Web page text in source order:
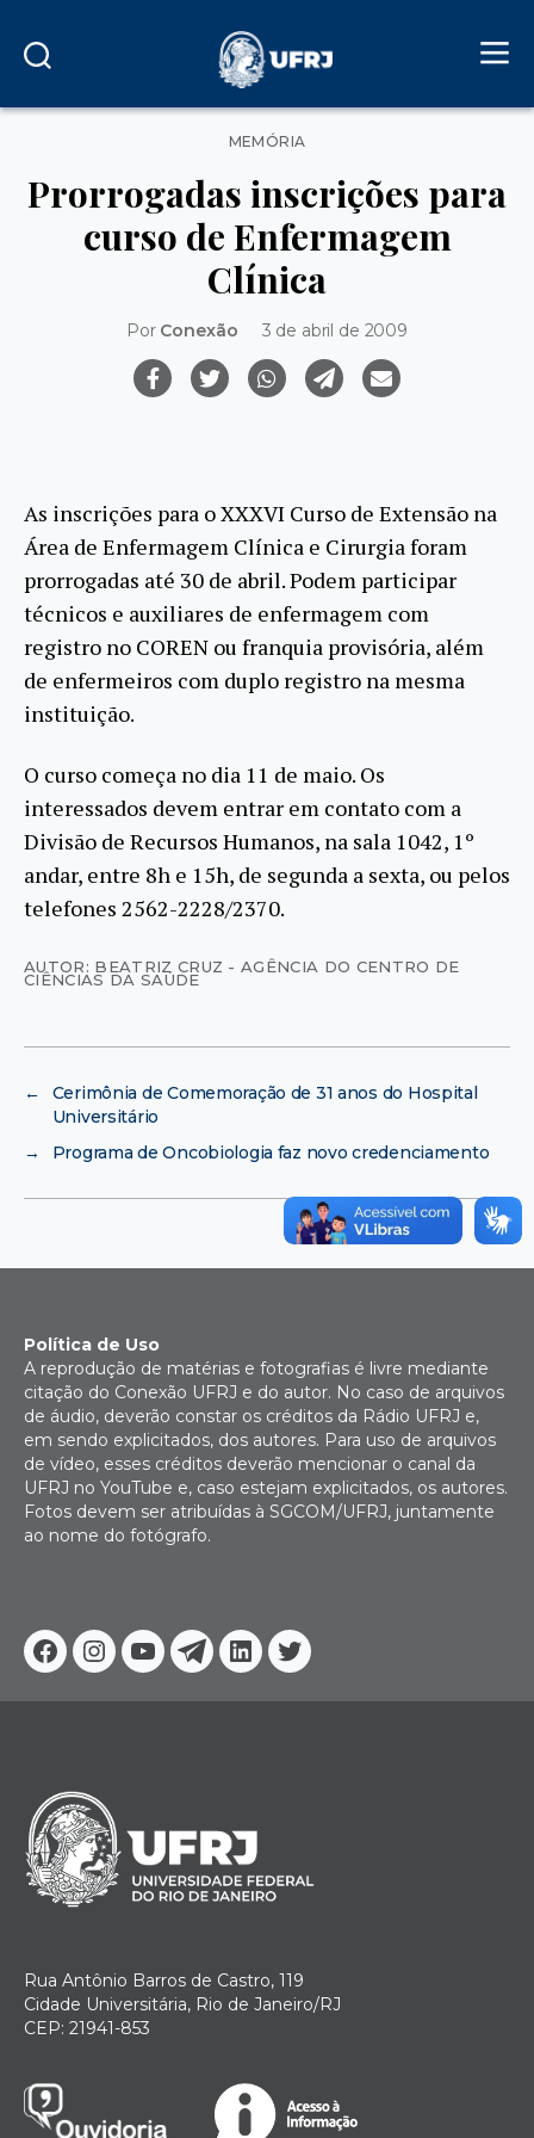
Categorias
MEMÓRIA
Prorrogadas inscrições para
curso de Enfermagem
Clínica
Por Conexão 3 de abril de 2009
As inscrições para o XXXVI Curso de Extensão na
Área de Enfermagem Clínica e Cirurgia foram
prorrogadas até 30 de abril. Podem participar
técnicos e auxiliares de enfermagem com
registro no COREN ou franquia provisória, além
de enfermeiros com duplo registro na mesma
instituição.
O curso começa no dia 11 de maio. Os
interessados devem entrar em contato com a
Divisão de Recursos Humanos, na sala 1042, 1º
andar, entre 8h e 15h, de segunda a sexta, ou pelos
telefones 2562-2228/2370.
AUTOR: BEATRIZ CRUZ - AGÊNCIA DO CENTRO DE
CIÊNCIAS DA SAÚDE
←
Cerimônia de Comemoração de 31 anos do Hospital
Universitário
→
Programa de Oncobiologia faz novo credenciamento
Facebook
Instagram
YoutubeTelegram
Linkedin
Twitter
Política de Uso
A reprodução de matérias e fotografias é livre mediante
citação do Conexão UFRJ e do autor. No caso de arquivos
de áudio, deverão constar os créditos da Rádio UFRJ e,
em sendo explicitados, dos autores. Para uso de arquivos
de vídeo, esses créditos deverão mencionar o canal da
UFRJ no YouTube e, caso estejam explicitados, os autores.
Fotos devem ser atribuídas à SGCOM/UFRJ, juntamente
ao nome do fotógrafo.
Rua Antônio Barros de Castro, 119
Cidade Universitária, Rio de Janeiro/RJ
CEP: 21941-853